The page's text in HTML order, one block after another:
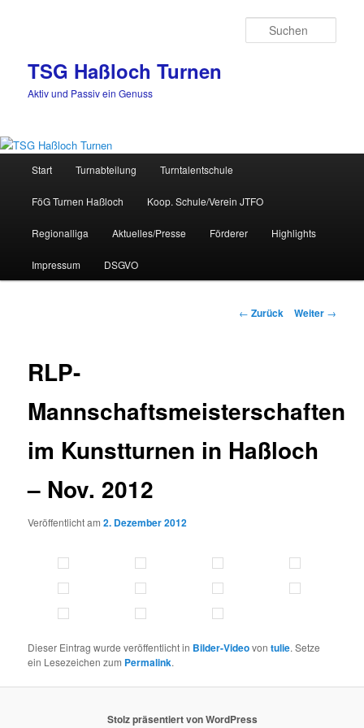
TSG Haßloch Turnen
Aktiv und Passiv ein Genuss
Start Turnabteilung Turntalentschule
FöG Turnen Haßloch Koop. Schule/Verein JTFO
Regionalliga Aktuelles/Presse Förderer Highlights
Impressum DSGVO
Beitrags-
← Zurück Weiter →
RLP-
Mannschaftsmeisterschaften
im Kunstturnen in Haßloch
– Nov. 2012
Veröffentlicht am2. Dezember 2012
Dieser Eintrag wurde veröffentlicht in Bilder-Videovontulie. Setze
ein Lesezeichen zum Permalink.
Stolz präsentiert von WordPress